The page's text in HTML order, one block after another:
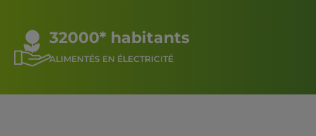
32000* habitants
ALIMENTÉS EN ÉLECTRICITÉ